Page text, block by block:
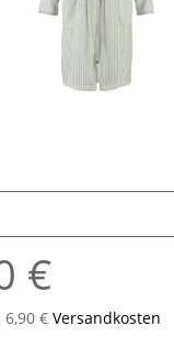
€
€ Versandkosten